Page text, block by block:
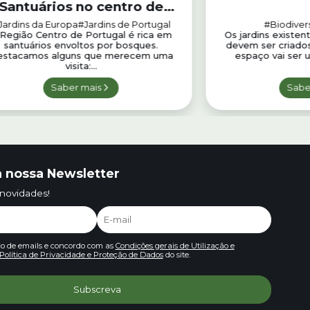
Santuários no centro de
Portugal
da Europa#Jardins de Portugal
Centro de Portugal é rica em
santuários envoltos por bosques.
alguns que merecem uma
visita:...
Saber mais
Os jardins
devem ser
espaço vai ser
nossa Newsletter
de emails e concordo com as Condições gerais de Utilização e
Política de Privacidade e Proteção de Dadosdo site.